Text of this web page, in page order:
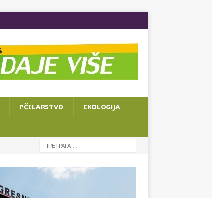
PČELARSTVO EKOLOGIJA